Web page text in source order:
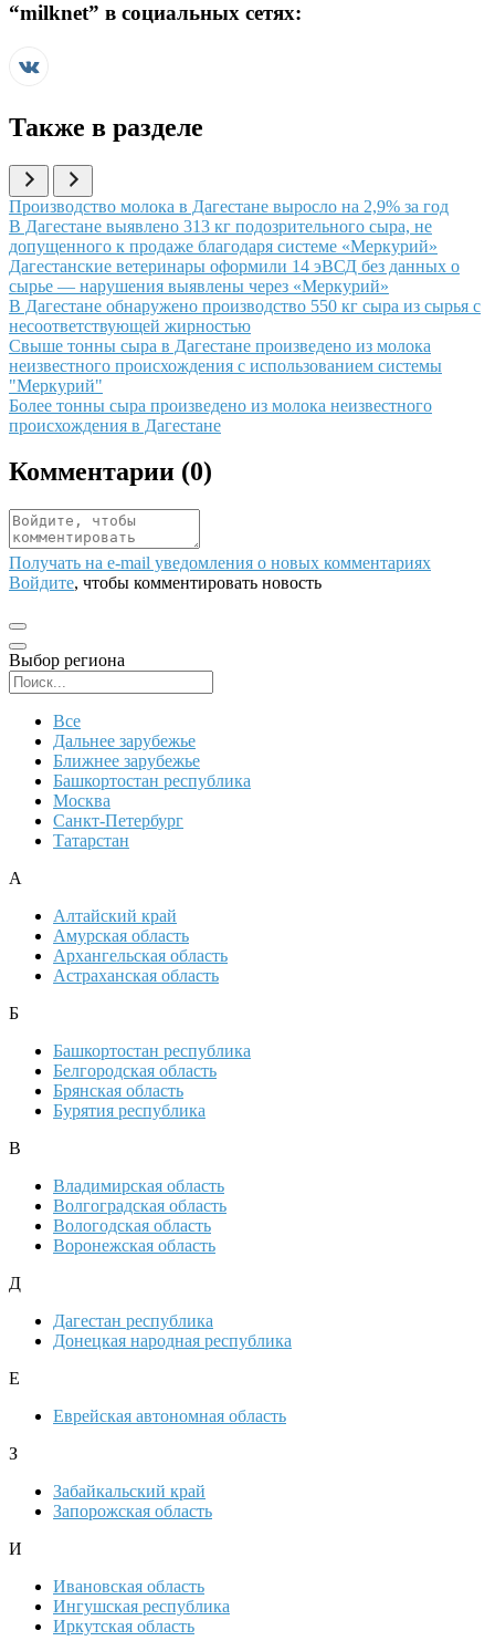
“milknet” в социальных сетях:
Также в разделе
Иллюстрация новости
Производство молока в Дагестане выросло на 2,9% за год
Иллюстрация новости
В Дагестане выявлено 313 кг подозрительного сыра, не
допущенного к продаже благодаря системе «Меркурий»
Иллюстрация новости
Дагестанские ветеринары оформили 14 эВСД без данных о
сырье — нарушения выявлены через «Меркурий»
Иллюстрация новости
В Дагестане обнаружено производство 550 кг сыра из сырья с
несоответствующей жирностью
Иллюстрация новости
Свыше тонны сыра в Дагестане произведено из молока
неизвестного происхождения с использованием системы
"Меркурий"
Иллюстрация новости
Более тонны сыра произведено из молока неизвестного
происхождения в Дагестане
Комментарии (0)
Получать на e‑mail уведомления о новых комментариях
Войдите, чтобы комментировать новость
Выбор региона
Все
Дальнее зарубежье
Ближнее зарубежье
Башкортостан республика
Москва
Санкт-Петербург
Татарстан
А
Алтайский край
Амурская область
Архангельская область
Астраханская область
Б
Башкортостан республика
Белгородская область
Брянская область
Бурятия республика
В
Владимирская область
Волгоградская область
Вологодская область
Воронежская область
Д
Дагестан республика
Донецкая народная республика
Е
Еврейская автономная область
З
Забайкальский край
Запорожская область
И
Ивановская область
Ингушская республика
Иркутская область